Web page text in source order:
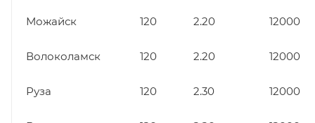
Можайск 120 2.20 12000
Волоколамск 120 2.20 12000
Руза 120 2.30 12000